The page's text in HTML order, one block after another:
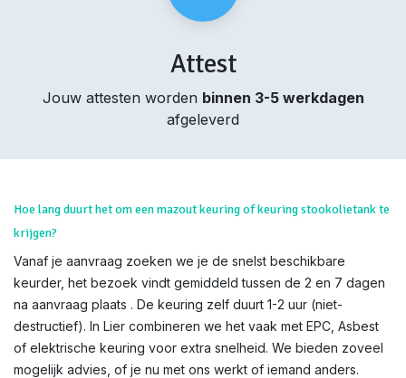
Attest
Jouw attesten worden binnen 3-5 werkdagen
afgeleverd
Hoe lang duurt het om een mazout keuring of keuring stookolietank te
krijgen?
Vanaf je aanvraag zoeken we je de snelst beschikbare
keurder, het bezoek vindt gemiddeld tussen de 2 en 7 dagen
na aanvraag plaats . De keuring zelf duurt 1-2 uur (niet-
destructief). In Lier combineren we het vaak met EPC, Asbest
of elektrische keuring voor extra snelheid. We bieden zoveel
mogelijk advies, of je nu met ons werkt of iemand anders.